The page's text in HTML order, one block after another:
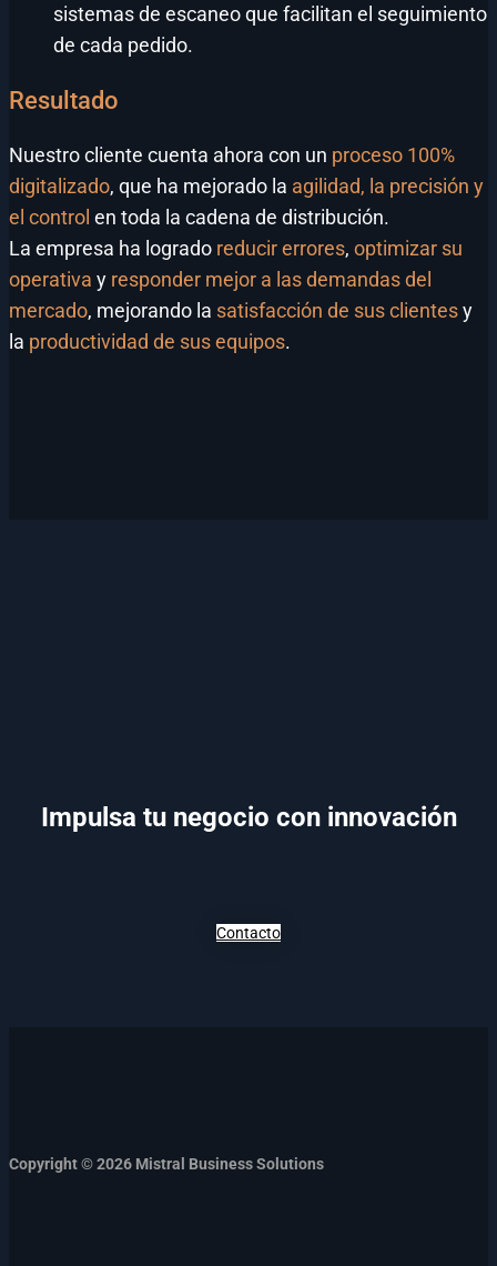
sistemas de escaneo que facilitan el seguimiento
de cada pedido.
Resultado
Nuestro cliente cuenta ahora con un proceso 100%
digitalizado, que ha mejorado la agilidad, la precisión y
el control en toda la cadena de distribución.
La empresa ha logrado reducir errores, optimizar su
operativa y responder mejor a las demandas del
mercado, mejorando la satisfacción de sus clientesy
la productividad de sus equipos.
Impulsa tu negocio con innovación
Contacto
Copyright © 2026 Mistral Business Solutions